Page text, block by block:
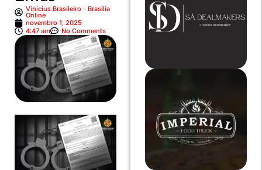
Vinícius Brasileiro - Brasília
Online
novembro 1, 2025
4:47 am
No Comments